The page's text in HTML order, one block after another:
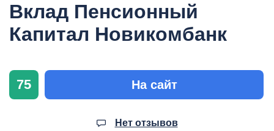
Вклад Пенсионный
Капитал Новикомбанк
75 На сайт
Нет отзывов